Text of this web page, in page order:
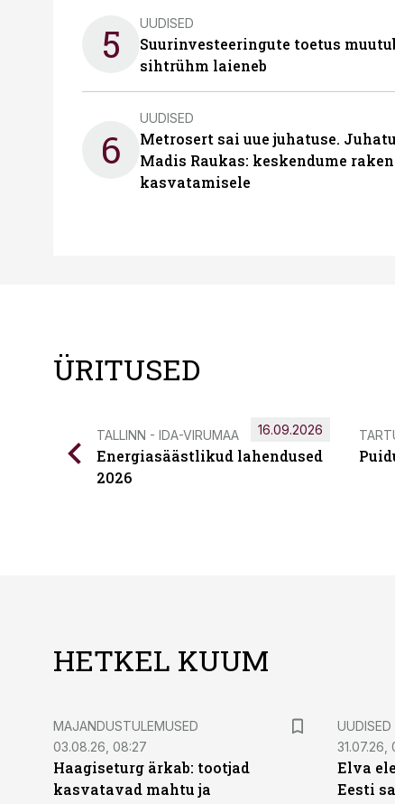
5 UUDISED
Suurinvesteeringute toetus
sihtrühm laieneb
6
UUDISED
Metrosert sai uue juhatuse.
Madis Raukas: keskendume
kasvatamisele
ÜRITUSED
TALLINN - IDA-VIRUMAA
Energiasäästlikud lahendused
2026
16.09.2026
HETKEL KUUM
MAJANDUSTULEMUSED
03.08.26, 08:27
Haagiseturg ärkab: tootjad
kasvatavad mahtu ja
UUDISED
31.07.26,
Elva
Eesti